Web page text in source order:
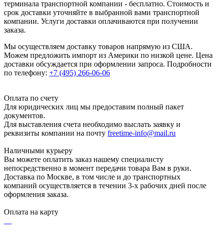
терминала транспортной компании - бесплатно. Стоимость и
срок доставки уточняйте в выбранной вами транспортной
компании. Услуги доставки оплачиваются при получении
заказа.
Мы осуществляем доставку товаров напрямую из США.
Можем предложить импорт из Америки по низкой цене. Цена
доставки обсуждается при оформлении запроса. Подробности
по телефону: +7 (495) 266-06-06
Оплата по счету
Для юридических лиц мы предоставим полный пакет
документов.
Для выставления счета необходимо выслать заявку и
реквизиты компании на почту freetime-info@mail.ru
Наличными курьеру
Вы можете оплатить заказ нашему специалисту
непосредственно в момент передачи товара Вам в руки.
Доставка по Москве, в том числе и до транспортных
компаний осуществляется в течении 3-х рабочих дней после
оформления заказа.
Оплата на карту